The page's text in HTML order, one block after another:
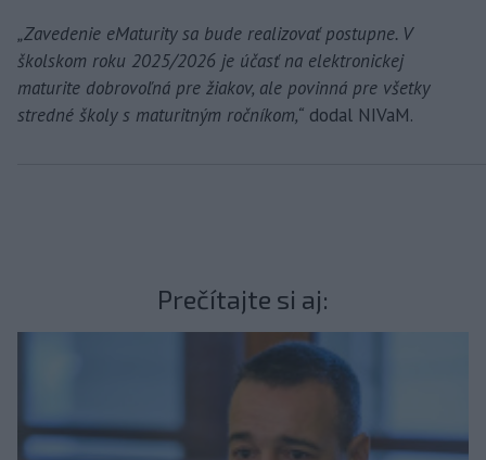
„Zavedenie eMaturity sa bude realizovať postupne. V
školskom roku 2025/2026 je účasť na elektronickej
maturite dobrovoľná pre žiakov, ale povinná pre všetky
stredné školy s maturitným ročníkom,“ dodal NIVaM.
Prečítajte si aj: